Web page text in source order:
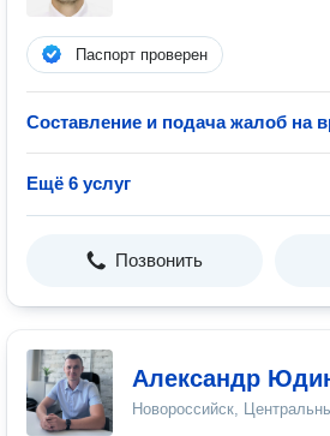
Паспорт проверен
Составление и подача жалоб на
Ещё 6 услуг
Позвонить
Александр
Новороссийск,